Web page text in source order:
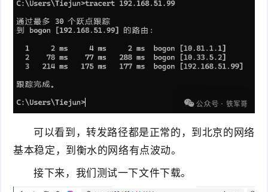
可以看到，转发路径都是正常的，到北京的网络
基本稳定，到衡水的网络有点波动。
接下来，我们测试一下文件下载。